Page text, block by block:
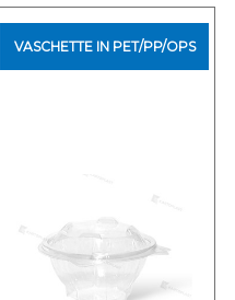
VASCHETTE IN PET/PP/OPS